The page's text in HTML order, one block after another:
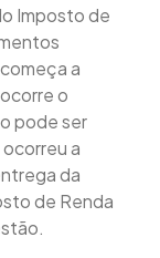
Imposto de
a
o
pode ser
a
da
de Renda